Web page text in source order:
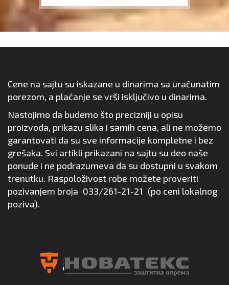
Cene na sajtu su iskazane u dinarima sa uračunatim
porezom, a plaćanje se vrši isključivo u dinarima.
Nastojimo da budemo što precizniji u opisu
proizvoda, prikazu slika i samih cena, ali ne možemo
garantovati da su sve informacije kompletne i bez
grešaka. Svi artikli prikazani na sajtu su deo naše
ponude i ne podrazumeva da su dostupni u svakom
trenutku. Raspoloživost robe možete proveriti
pozivanjem broja 033/261-21-21 (po ceni lokalnog
poziva).